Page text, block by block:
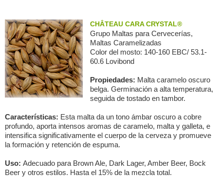
CHÂTEAU CARA CRYSTAL®
Grupo Maltas para Сervecerías,
Maltas Caramelizadas
Color del mosto: 140-160 EBC/ 53.1-
60.6 Lovibond
Propiedades: Malta caramelo oscuro
belga. Germinación a alta temperatura,
seguida de tostado en tambor.
Características: Esta malta da un tono ámbar oscuro a cobre
profundo, aporta intensos aromas de caramelo, malta y galleta, e
intensifica significativamente el cuerpo de la cerveza y promueve
la formación y retención de espuma.
Uso: Adecuado para Brown Ale, Dark Lager, Amber Beer, Bock
Beer y otros estilos. Hasta el 15% de la mezcla total.